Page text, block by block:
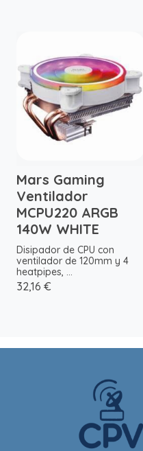
Mars Gaming
Ventilador
MCPU220 ARGB
140W WHITE
Disipador de CPU con
ventilador de 120mm y 4
heatpipes, ...
32,16 €